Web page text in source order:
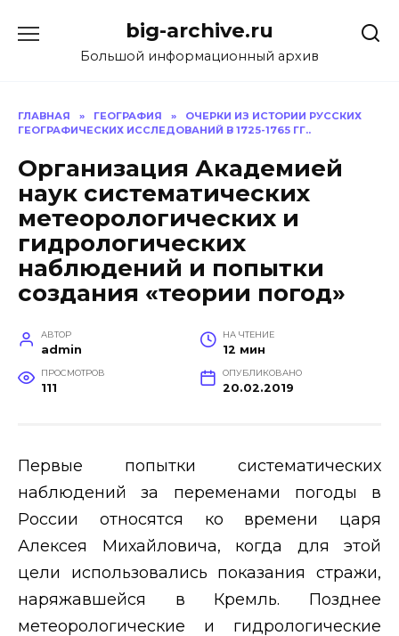
содержанию
big-archive.ru
Большой информационный архив
ГЛАВНАЯ » ГЕОГРАФИЯ »
ОЧЕРКИ ИЗ ИСТОРИИ РУССКИХ
ГЕОГРАФИЧЕСКИХ ИССЛЕДОВАНИЙ В 1725-1765 ГГ..
Организация Академией
наук систематических
метеорологических и
гидрологических
наблюдений и попытки
создания «теории погод»
АВТОР
admin
НА ЧТЕНИЕ
12 мин
ПРОСМОТРОВ
111
ОПУБЛИКОВАНО
20.02.2019
Первые попытки систематических
наблюдений за переменами погоды в
России относятся ко времени царя
Алексея Михайловича, когда для этой
цели использовались показания стражи,
наряжавшейся в Кремль. Позднее
метеорологические и гидрологические